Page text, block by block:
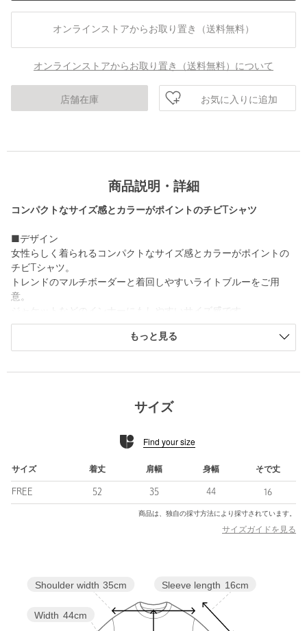
オンラインストアからお取り置き（送料無料）
オンラインストアからお取り置き（送料無料）について
店舗在庫 お気に入りに追加
商品説明・詳細
コンパクトなサイズ感とカラーがポイントのチビTシャツ
■デザイン
女性らしく着られるコンパクトなサイズ感とカラーがポイントの
チビTシャツ。
トレンドのマルチボーダーと着回しやすいライトブルーをご用
意。
合わせで女っぽく着こなしても◎です。
============================
裏地：なし
透け感：ライトブルーややあり
Pleasure 〜今を楽しみ、変化を楽しむ〜
EMMEL REFINESは変化していく時代やトレンドを恐れなく前向
きに楽しみ、
今に満足せず常に自分を更新していきたい、
もっと見る
サイズ
Find your size
サイズ 着丈 肩幅 身幅 そで丈
FREE 52 35 44 16
商品は、独自の採寸方法により採寸されています。
サイズガイドを見る
Sleeve length 16cm
Width 44cm
Shoulder width 35cm